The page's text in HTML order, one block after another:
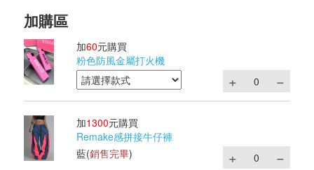
加60元購買
粉色防風金屬打火機
加1300元購買
Remake感拼接牛仔褲
藍(銷售完畢)